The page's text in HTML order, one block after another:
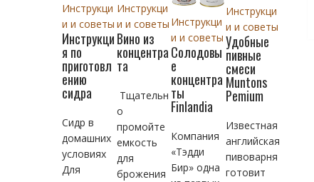
Инструкци
и и советы
Инструкци
я по
приготовл
ению
сидра
Сидр в
домашних
условиях
Для
Инструкци
и и советы
Вино из
концентра
та
Тщательн
о
промойте
емкость
для
брожения
Инструкци
и и советы
Солодовы
е
концентра
ты
Finlandia
Компания
«Тэдди
Бир» одна
Инструкци
и и советы
Удобные
пивные
смеси
Muntons
Pemium
Известная
английская
пивоварня
готовит